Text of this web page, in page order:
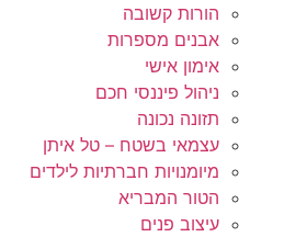
הורות קשובה
אבנים מספרות
אימון אישי
ניהול פיננסי חכם
תזונה נכונה
עצמאי בשטח – טל איתן
מיומנויות חברתיות לילדים
הטור המבריא
עיצוב פנים